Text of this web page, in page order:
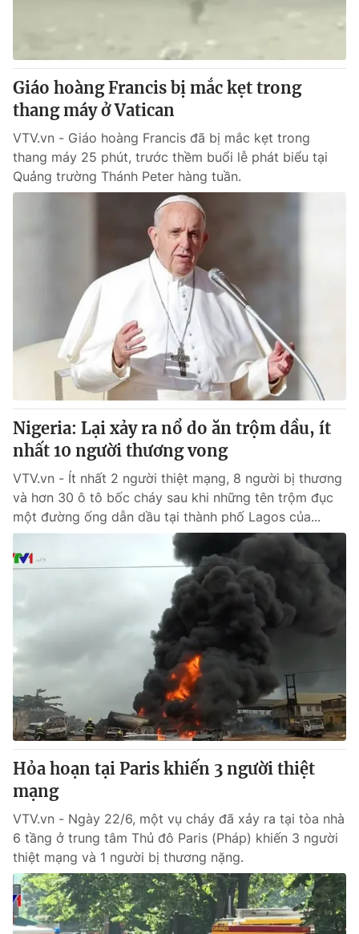
Tư vấn
Lịch phát sóng
Chuyên mục khác
Emagazine Podcast
Photo Infographic
Shorts video
VTV Thể thao
VTV Sức khoẻ Bất động sản
Thị trường 24h Tấm lòng Việt
VTV4 Vươn mình bằng AI
VTV9 VTV8
Liên hệ tòa soạn English
Theo dõi báo trên
Cơ quan chủ quản:
Đài Truyền hình Việt Nam
Cơ quan báo chí:
Thời báo VTV
Giấy phép hoạt động báo in và báo điện tử số 483/GP-BTTTT
cấp ngày 29/12/2023
Tổng Biên tập: Vũ Thanh Thủy
Phó Tổng Biên tập:
Tổng đài VTV:
024.38 355 931 - 024.38 355 932
Ðiện thoại Thời báo VTV: 024.66 897 897
Email:toasoan@vtv.vn
Liên hệ quảng cáo:024-7300.7108
Giáo hoàng Francis bị mắc kẹt trong
thang máy ở Vatican
VTV.vn - Giáo hoàng Francis đã bị mắc kẹt trong
thang máy 25 phút, trước thềm buổi lễ phát biểu tại
Quảng trường Thánh Peter hàng tuần.
Nigeria: Lại xảy ra nổ do ăn trộm dầu, ít
nhất 10 người thương vong
VTV.vn - Ít nhất 2 người thiệt mạng, 8 người bị thương
và hơn 30 ô tô bốc cháy sau khi những tên trộm đục
một đường ống dẫn dầu tại thành phố Lagos của...
Hỏa hoạn tại Paris khiến 3 người thiệt
mạng
VTV.vn - Ngày 22/6, một vụ cháy đã xảy ra tại tòa nhà
6 tầng ở trung tâm Thủ đô Paris (Pháp) khiến 3 người
thiệt mạng và 1 người bị thương nặng.